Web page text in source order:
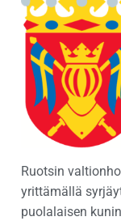
Ruotsin
yrittämällä
puolalaisen